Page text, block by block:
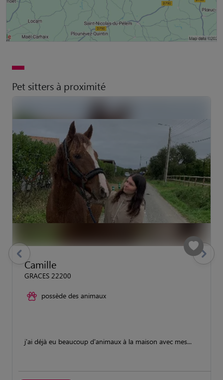
Pet sitters à proximité
Camille
GRACES 22200
possède des animaux
j'ai déjà eu beaucoup d'animaux à la maison avec mes...
previous Suivant